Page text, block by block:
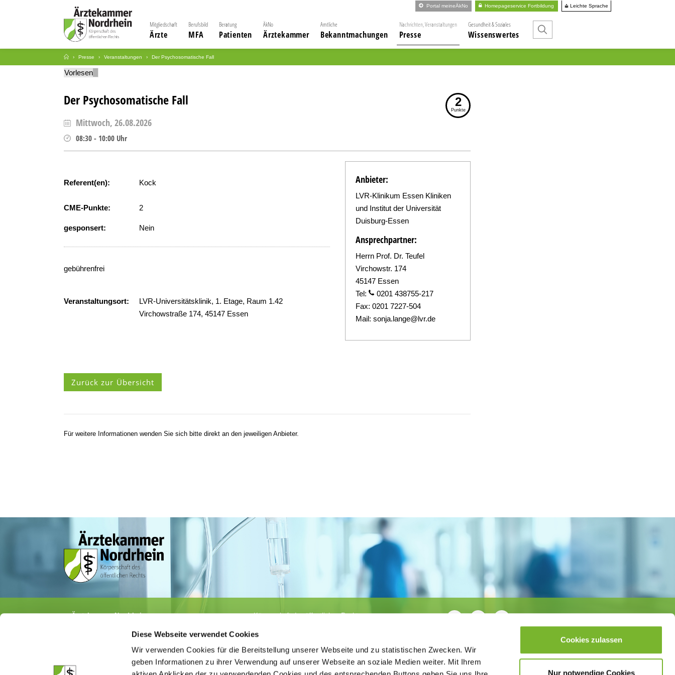
Diese Webseite verwendet Cookies
Wir verwenden Cookies für die Bereitstellung unserer Webseite und zu statistischen Zwecken. Wir
geben Informationen zu ihrer Verwendung auf unserer Webseite an soziale Medien weiter. Mit Ihrem
Cookies zulassen
Nur notwendige Cookies
Portal meineÄkNo Homepageservice Fortbildung Leichte Sprache
Mitgliedschaft
Ärzte
Berufsbild
MFA
Beratung
Patienten
ÄkNo
Ärztekammer
Amtliche
Bekanntmachungen
Nachrichten, Veranstaltungen
Presse
Gesundheit & Soziales
Wissenswertes
Presse Veranstaltungen Der Psychosomatische Fall
Vorlesen
Der Psychosomatische Fall 2
Punkte
Mittwoch, 26.08.2026
08:30 - 10:00 Uhr
Referent(en): Kock
CME-Punkte: 2
gesponsert: Nein
gebührenfrei
Veranstaltungsort:
LVR-Universitätsklinik, 1. Etage, Raum 1.42
Virchowstraße 174, 45147 Essen
Anbieter:
LVR-Klinikum Essen Kliniken
und Institut der Universität
Duisburg-Essen
Ansprechpartner:
Herrn Prof. Dr. Teufel
Virchowstr. 174
45147 Essen
Tel:
0201 438755-217
Fax: 0201 7227-504
Mail: sonja.lange@lvr.de
Zurück zur Übersicht
Für weitere Informationen wenden Sie sich bitte direkt an den jeweiligen Anbieter.
Ärztekammer Nordrhein
· Fax 0211 / 4302 2009
aerztekammer@aekno.de
Körperschaft des öffentlichen Rechts